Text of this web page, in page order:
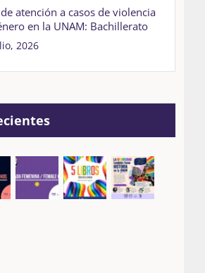
atención a casos de violencia
en la UNAM: Bachillerato
2026